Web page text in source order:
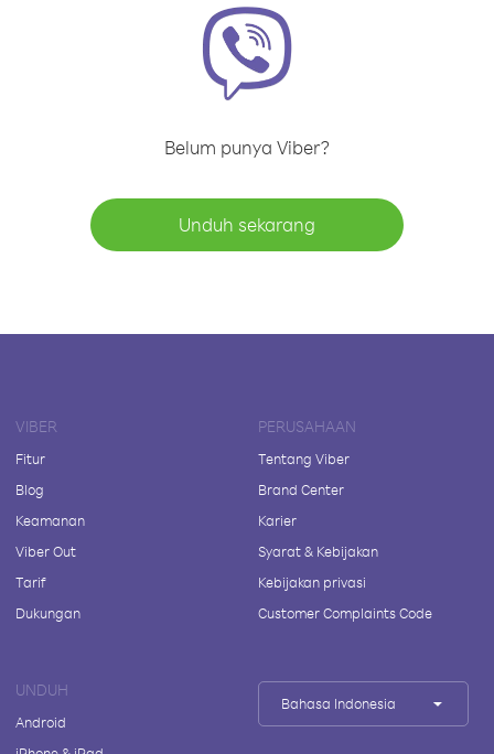
Belum punya Viber?
Unduh sekarang
VIBER
Fitur
Blog
Keamanan
Viber Out
Tarif
Dukungan
PERUSAHAAN
Tentang Viber
Brand Center
Karier
Syarat & Kebijakan
Kebijakan privasi
Customer Complaints Code
UNDUH
Android
Bahasa Indonesia